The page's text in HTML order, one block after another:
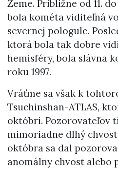
Zeme. Približne od 11.
bola kométa viditeľná
severnej pologule.
ktorá bola tak dobre
hemisféry, bola slávna
roku 1997.
Vráťme sa však k
Tsuchinshan-ATLAS,
októbri. Pozorovateľov
mimoriadne dlhý
októbra sa dal
anomálny chvost alebo